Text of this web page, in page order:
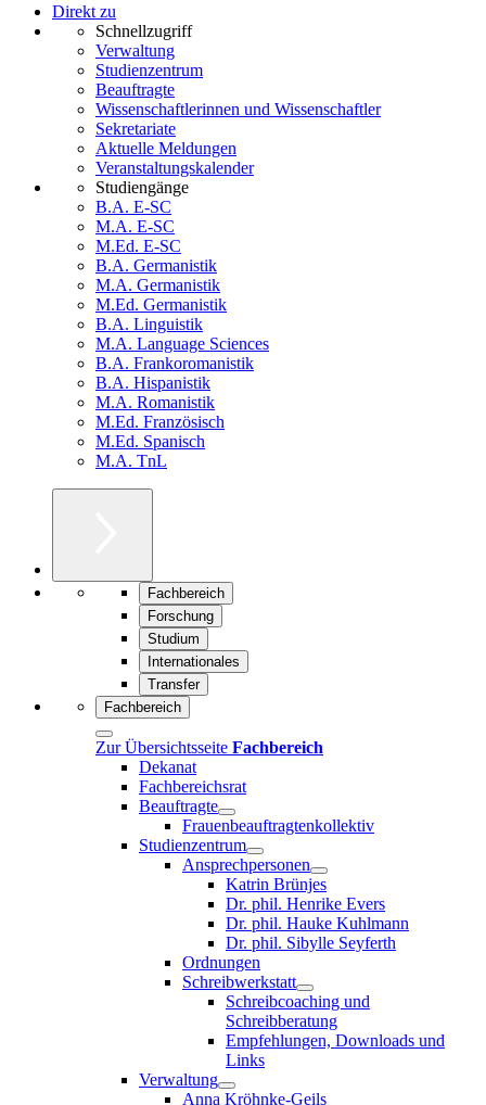
Direkt zu
Schnellzugriff
Verwaltung
Studienzentrum
Beauftragte
Wissenschaftlerinnen und Wissenschaftler
Sekretariate
Aktuelle Meldungen
Veranstaltungskalender
Studiengänge
B.A. E-SC
M.A. E-SC
M.Ed. E-SC
B.A. Germanistik
M.A. Germanistik
M.Ed. Germanistik
B.A. Linguistik
M.A. Language Sciences
B.A. Frankoromanistik
B.A. Hispanistik
M.A. Romanistik
M.Ed. Französisch
M.Ed. Spanisch
M.A. TnL
Fachbereich
Forschung
Studium
Internationales
Transfer
Fachbereich
Zur Übersichtsseite Fachbereich
Dekanat
Fachbereichsrat
Beauftragte
Frauenbeauftragtenkollektiv
Studienzentrum
Ansprechpersonen
Katrin Brünjes
Dr. phil. Henrike Evers
Dr. phil. Hauke Kuhlmann
Dr. phil. Sibylle Seyferth
Ordnungen
Schreibwerkstatt
Schreibcoaching und
Schreibberatung
Empfehlungen, Downloads und
Links
Verwaltung
Anna Kröhnke-Geils